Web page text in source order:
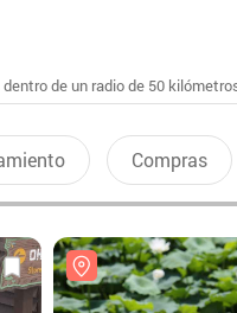
de un radio de 50
Compras